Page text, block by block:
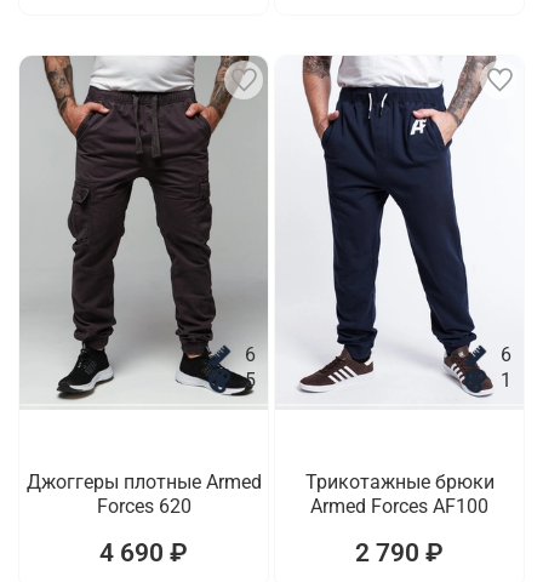
6
5
Джоггеры плотные Armed
Forces 620
4 690 ₽
6
1
Трикотажные брюки
Armed Forces AF100
2 790 ₽